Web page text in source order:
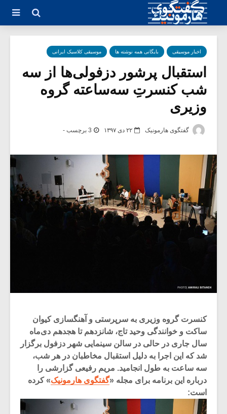
اخبار موسیقی بایگانی همه نوشته ها موسیقی کلاسیک ایرانی
استقبال پرشور دزفولی‌ها از سه‌
شب کنسرتِ سه‌ساعته گروه
وزیری
گفتگوی هارمونیک ۲۲ دی ۱۳۹۷ 3 برچسب -
کنسرت گروه وزیری به سرپرستی و آهنگسازی کیوان
ساکت و خوانندگی وحید تاج، شانزدهم تا هجدهم دی‌ماه
سال جاری در حالی در سالن سینمایی شهر دزفول برگزار
شد که این اجرا به دلیل استقبال مخاطبان در هر شب،
سه ساعت به طول انجامید. مریم رفیعی گزارشی را
درباره این برنامه برای مجله «گفتگوی هارمونیک» کرده
است: